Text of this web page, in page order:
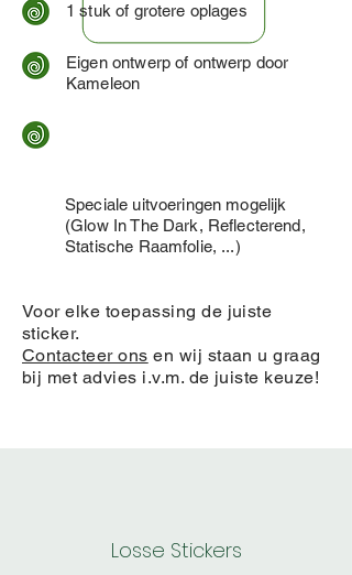
1 stuk of grotere oplages
Eigen ontwerp of ontwerp door
Kameleon
Speciale uitvoeringen mogelijk
(Glow In The Dark, Reflecterend,
Statische Raamfolie, ...)
Voor elke toepassing de juiste
sticker.
Contacteer ons en wij staan u graag
bij met advies i.v.m. de juiste keuze!
Losse Stickers